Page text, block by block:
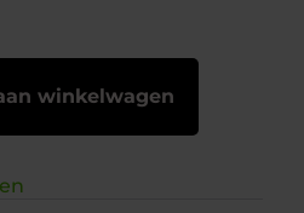
winkelwagen